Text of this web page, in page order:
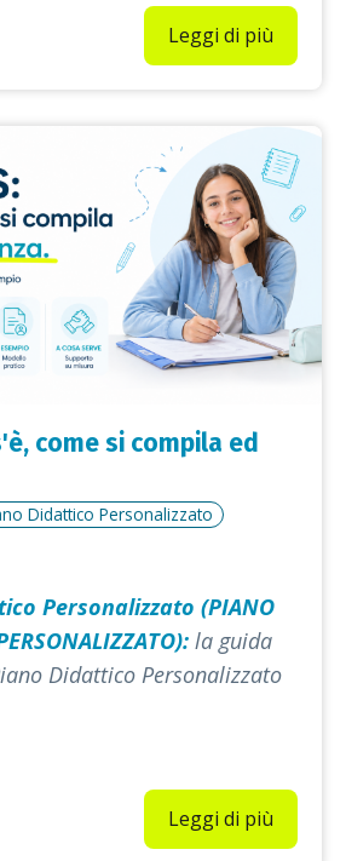
Leggi di più
come si compila ed
Didattico Personalizzato
Personalizzato (PIANO
la guida
Didattico Personalizzato
Leggi di più